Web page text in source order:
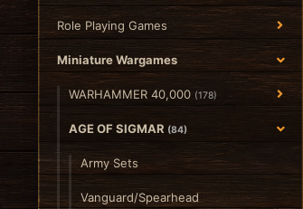
Role Playing Games
Miniature Wargames
WARHAMMER 40,000 (178)
AGE OF SIGMAR (84)
Army Sets
Vanguard/Spearhead